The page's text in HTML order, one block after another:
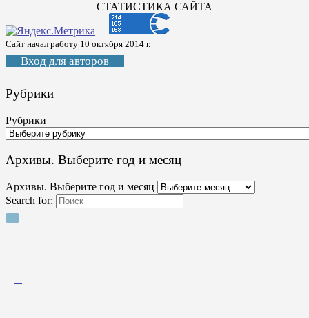
СТАТИСТИКА САЙТА
Сайт начал работу 10 октября 2014 г.
Вход для авторов
Рубрики
Рубрики
Архивы. Выберите год и месяц
Архивы. Выберите год и месяц
Search for: